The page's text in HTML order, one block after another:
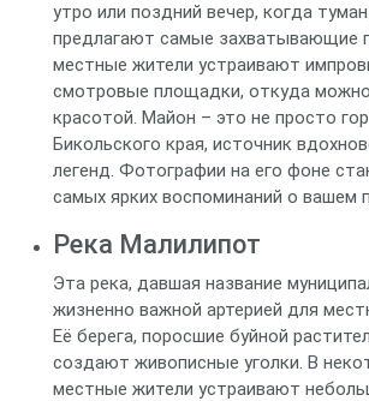
утро или поздний вечер, когда
предлагают самые захватывающие
местные жители устраивают
смотровые площадки, откуда
красотой. Майон – это не просто
Бикольского края, источник
легенд. Фотографии на его фоне
самых ярких воспоминаний о вашем
Река Малилипот
Эта река, давшая название
жизненно важной артерией для
Её берега, поросшие буйной
создают живописные уголки. В
местные жители устраивают